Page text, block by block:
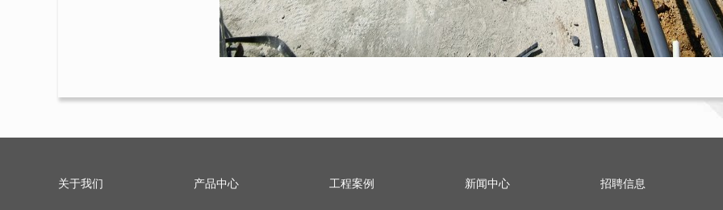
关于我们 产品中心 工程案例 新闻中心 招聘信息